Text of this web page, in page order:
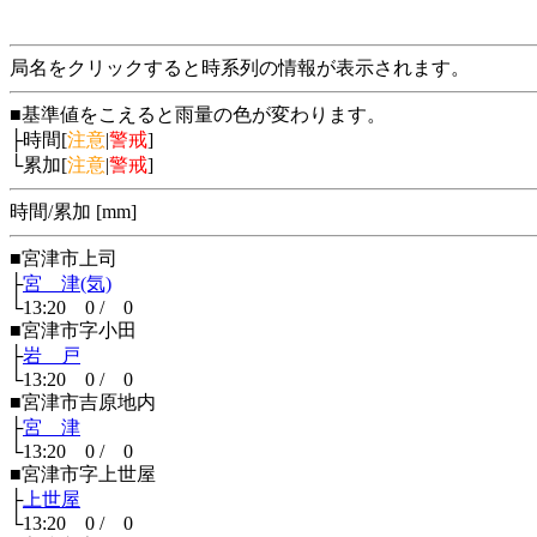
局名をクリックすると時系列の情報が表示されます。
■基準値をこえると雨量の色が変わります。
├時間[注意|警戒]
└累加[注意|警戒]
時間/累加 [mm]
■宮津市上司
├宮 津(気)
└13:20 0 / 0
■宮津市字小田
├岩 戸
└13:20 0 / 0
■宮津市吉原地内
├宮 津
└13:20 0 / 0
■宮津市字上世屋
├上世屋
└13:20 0 / 0